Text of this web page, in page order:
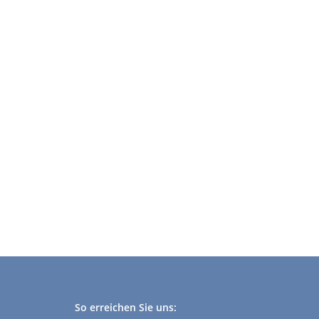
So erreichen Sie uns: